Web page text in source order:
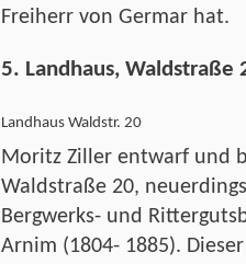
Freiherr von Germar hat.
5. Landhaus, Waldstraße
Landhaus Waldstr. 20
Moritz Ziller entwarf und
Waldstraße 20,
Bergwerks- und
Arnim (1804- 1885).